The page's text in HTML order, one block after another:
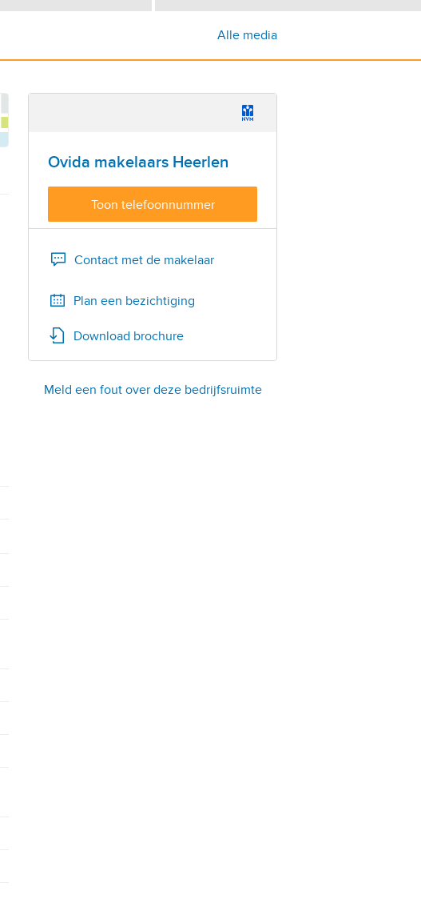
Alle media
Ovida makelaars Heerlen
Toon telefoonnummer
Contact met de makelaar
Plan een bezichtiging
Download brochure
Meld een fout over deze bedrijfsruimte